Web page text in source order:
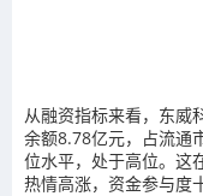
从融资指标来看，东威
余额8.78亿元，占流通
位水平，处于高位。这
热情高涨，资金参与度